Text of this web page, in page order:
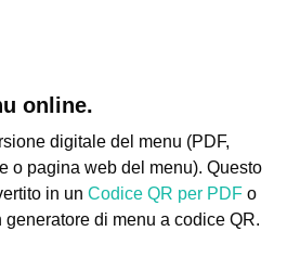
online.
digitale del menu (PDF,
o pagina web del menu). Questo
in un Codice QR per PDF o
generatore di menu a codice QR.